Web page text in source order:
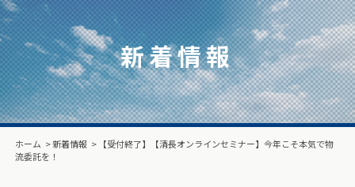
新着情報
ホーム >新着情報 > 【受付終了】【清長オンラインセミナー】今年こそ本気で物
流委託を！